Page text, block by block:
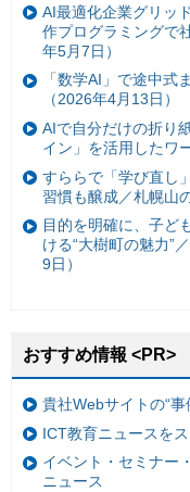
AI最適化企業グリッ
作プログラミングで
年5月7日）
「数学AI」で途中式
（2026年4月13日）
AIで自分だけの折り
イン」を活用したワ
すららで「学び直し
習慣も醸成／札幌山
目的を明確に、子ど
ける“大樹町の魅力”
9日）
おすすめ情報 <PR>
貴社Webサイトの“
ICT教育ニュースを
イベント・セミナー
ニュース